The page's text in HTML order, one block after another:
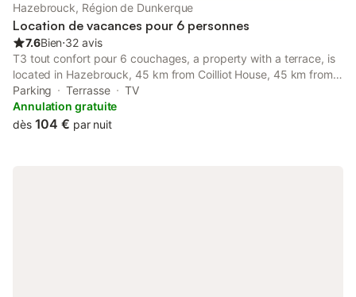
Hazebrouck, Région de Dunkerque
Location de vacances pour 6 personnes
7.6Bien⋅32 avis
T3 tout confort pour 6 couchages, a property with a terrace, is
located in Hazebrouck, 45 km from Coilliot House, 45 km from
Printemps Gallery, as well as 45 km from The Old Lille District.
Parking Terrasse
TV
Annulation gratuite
dès 104 € par nuit